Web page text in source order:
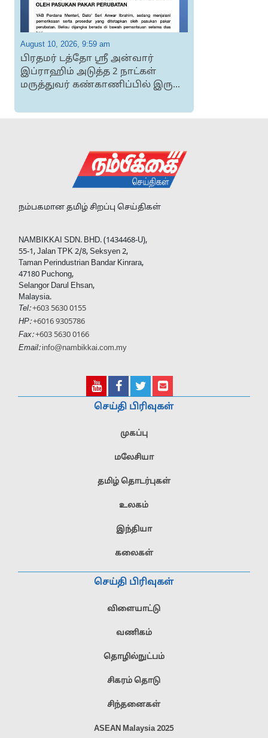
August 10, 2026, 9:59 am
பிரதமர் டத்தோ ஸ்ரீ அன்வார்
இப்ராஹிம் அடுத்த 2 நாட்கள்
மருத்துவர் கண்காணிப்பில் இரு...
நம்பகமான தமிழ் சிறப்பு செய்திகள்
NAMBIKKAI SDN. BHD. (1434468-U),
55-1, Jalan TPK 2/8, Seksyen 2,
Taman Perindustrian Bandar Kinrara,
47180 Puchong,
Selangor Darul Ehsan,
Malaysia.
Tel:+603 5630 0155
HP:+6016 9305786
Fax: +603 5630 0166
Email: info@nambikkai.com.my
செய்தி பிரிவுகள்
முகப்பு
மலேசியா
தமிழ் தொடர்புகள்
உலகம்
இந்தியா
கலைகள்
செய்தி பிரிவுகள்
விளையாட்டு
வணிகம்
தொழில்நுட்பம்
சிகரம் தொடு
சிந்தனைகள்
ASEAN Malaysia 2025